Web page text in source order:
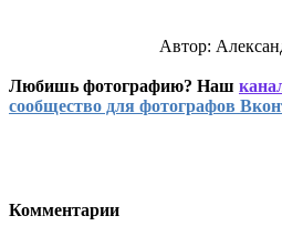
Автор:
Любишь фотографию? Наш
сообщество для фотографов
Комментарии